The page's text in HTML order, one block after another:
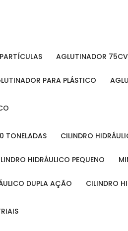
AGLUTINADOR 75CV
PARA PLÁSTICO
TONELADAS CILINDRO
HIDRÁULICO PEQUENO
DUPLA AÇÃO CILINDRO